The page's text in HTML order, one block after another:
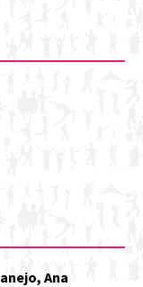
Ana